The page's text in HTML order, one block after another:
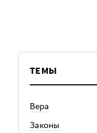
ТЕМЫ
Вера
Законы